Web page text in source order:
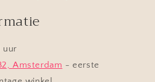
uur
Amsterdam - eerste